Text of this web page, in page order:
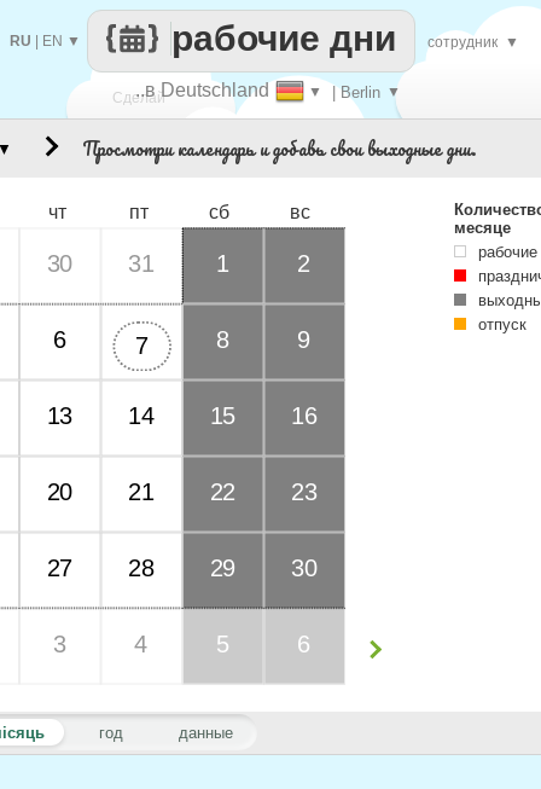
Сделай
..в Deutschland ▼ | Berlin ▼
рабочие дни
RU EN ▼ сотрудник ▼
Просмотри календарь и добавь свои выходные дни.
год данные
чт пт сб вс
30 31 1 2
6 7 8 9
13 14 15 16
20 21 22 23
27 28 29 30
3 4 5 6
месяце
отпуск